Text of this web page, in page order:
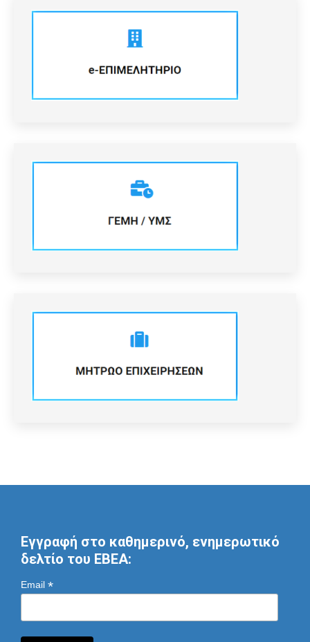
Εγγραφή στο καθημερινό, ενημερωτικό
δελτίο του ΕΒΕΑ:
Email *